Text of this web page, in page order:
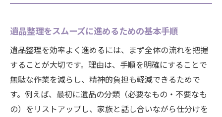
遺品整理をスムーズに進めるための基本手順
遺品整理を効率よく進めるには、まず全体の流れを把握
することが大切です。理由は、手順を明確にすることで
無駄な作業を減らし、精神的負担も軽減できるためで
す。例えば、最初に遺品の分類（必要なもの・不要なも
の）をリストアップし、家族と話し合いながら仕分けを